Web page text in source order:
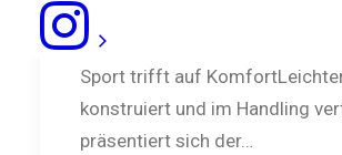
Test: Cabrinha Drifter
Sport trifft auf
konstruiert und im Handling
präsentiert sich der…